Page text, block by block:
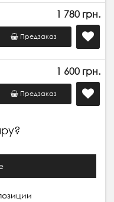
1 780 грн.
Предзаказ
1 600 грн.
Предзаказ